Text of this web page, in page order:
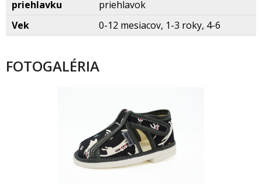
priehlavku
priehlavok
Vek
0-12 mesiacov, 1-3 roky, 4-6
FOTOGALÉRIA